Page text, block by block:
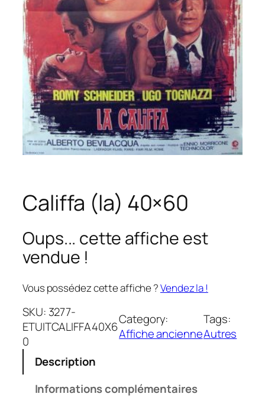
Califfa (la) 40×60
Oups... cette affiche est
vendue !
Vous possédez cette affiche ?Vendez la !
SKU: 3277-
ETUITCALIFFA40X6
0
Category:
Affiche ancienne
Tags:
Autres
Description
Informations complémentaires